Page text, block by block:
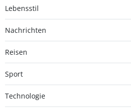
Lebensstil
Nachrichten
Reisen
Sport
Technologie